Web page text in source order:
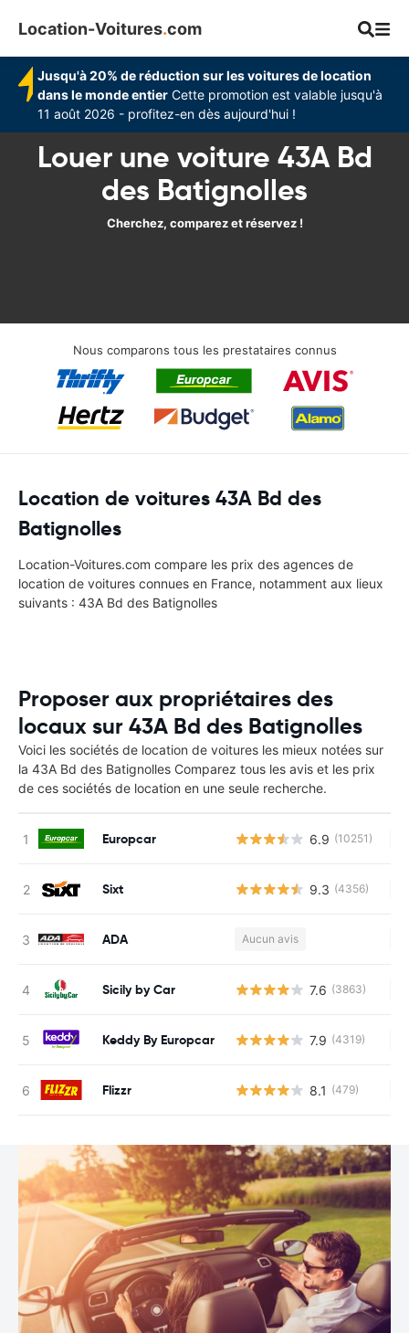
Location-Voitures.com
Jusqu'à 20% de réduction sur les voitures de location
dans le monde entier Cette promotion est valable jusqu'à
11 août 2026 - profitez-en dès aujourd'hui !
Louer une voiture 43A Bd
des Batignolles
Cherchez, comparez et réservez !
Nous comparons tous les prestataires connus
Location de voitures 43A Bd des
Batignolles
Location-Voitures.com compare les prix des agences de
location de voitures connues en France, notamment aux lieux
suivants : 43A Bd des Batignolles
Proposer aux propriétaires des
locaux sur 43A Bd des Batignolles
Voici les sociétés de location de voitures les mieux notées sur
la 43A Bd des Batignolles Comparez tous les avis et les prix
de ces sociétés de location en une seule recherche.
Europcar 6.9 (10251)
Sixt 9.3 (4356)
ADA Aucun avis
Sicily by Car 7.6 (3863)
Keddy By Europcar 7.9 (4319)
Flizzr 8.1 (479)